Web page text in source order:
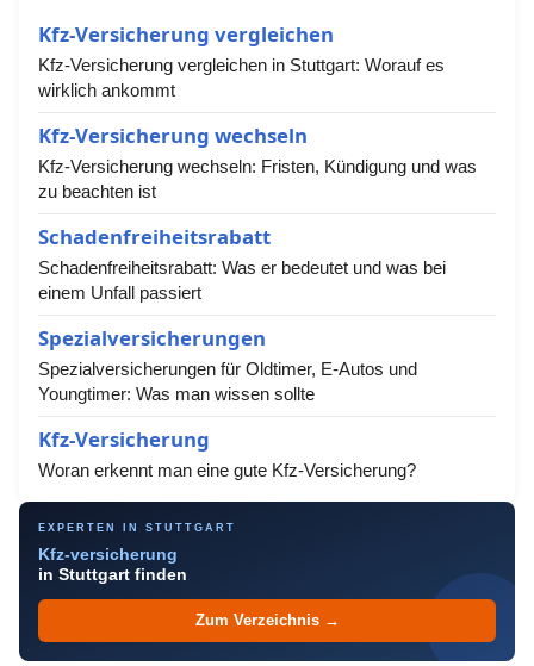
Kfz-Versicherung vergleichen
Kfz-Versicherung vergleichen in Stuttgart: Worauf es
wirklich ankommt
Kfz-Versicherung wechseln
Kfz-Versicherung wechseln: Fristen, Kündigung und was
zu beachten ist
Schadenfreiheitsrabatt
Schadenfreiheitsrabatt: Was er bedeutet und was bei
einem Unfall passiert
Spezialversicherungen
Spezialversicherungen für Oldtimer, E-Autos und
Youngtimer: Was man wissen sollte
Kfz-Versicherung
Woran erkennt man eine gute Kfz-Versicherung?
EXPERTEN IN STUTTGART
Kfz-versicherung
in Stuttgart finden
Zum Verzeichnis →